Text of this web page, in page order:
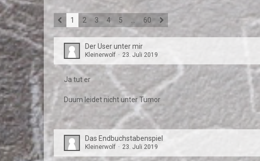
1 2 3 4 5 60
Der User unter mir
Kleinerwolf 23. Juli 2019
Ja tut er
Duum leidet nicht unter Tumor
Das Endbuchstabenspiel
Kleinerwolf 23. Juli 2019